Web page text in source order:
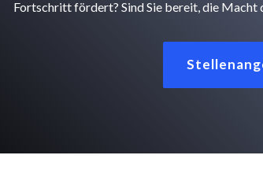
Fortschritt fördert? Sind Sie bereit, die Macht